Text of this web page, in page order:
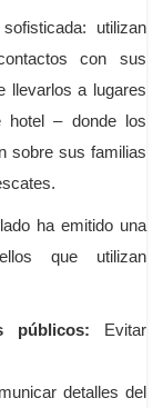
utilizan
con sus
llevarlos a lugares
hotel – donde los
sobre sus familias
ha emitido una
que utilizan
públicos: Evitar
detalles del